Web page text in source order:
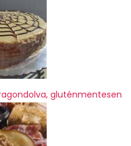
gluténmentesen